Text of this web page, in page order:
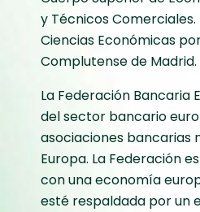
y Técnicos Comerciales.
Ciencias Económicas
Complutense de Madrid.
La Federación Bancaria
del sector bancario
asociaciones bancarias
Europa. La Federación
con una economía
esté respaldada por un